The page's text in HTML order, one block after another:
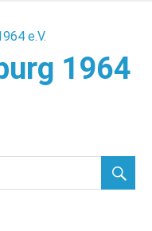
1964